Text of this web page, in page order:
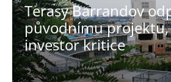
Terasy Barrandov
původnímu
investor kritice